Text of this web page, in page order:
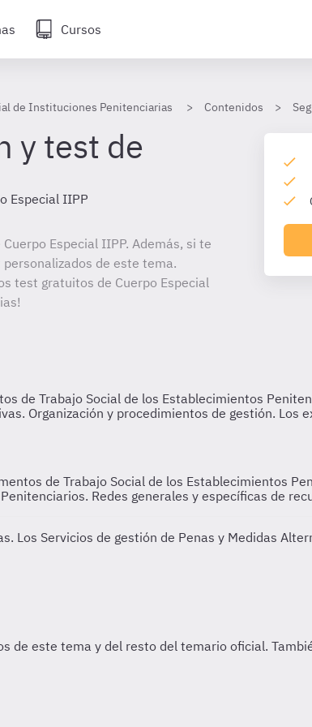
Cursos
de Instituciones Penitenciarias Contenidos
y test de
Especial IIPP
Especial IIPP. Además, si te
de este tema.
test gratuitos de Cuerpo Especial
de Trabajo Social de los Establecimientos
Redes generales y específicas de
Los Servicios de gestión de Penas y Medidas